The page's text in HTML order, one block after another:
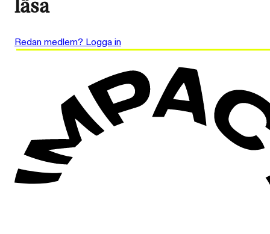
läsa
Redan medlem? Logga in